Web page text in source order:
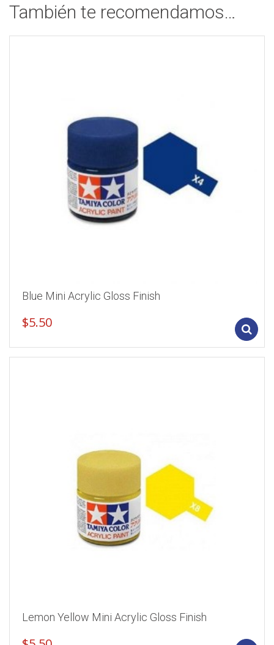
También te recomendamos…
Blue Mini Acrylic Gloss Finish
$5.50
Lemon Yellow Mini Acrylic Gloss Finish